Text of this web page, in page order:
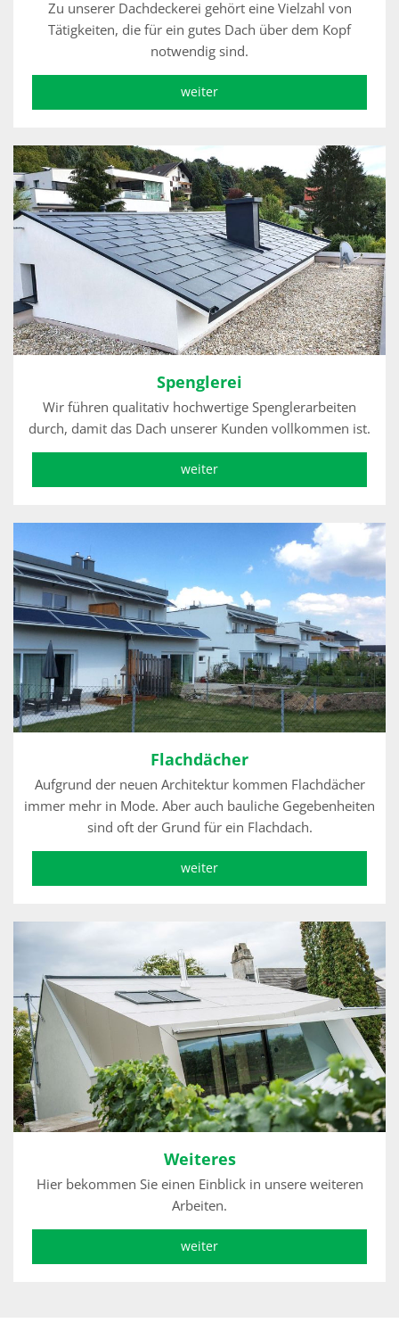
Zu unserer Dachdeckerei gehört eine Vielzahl von
Tätigkeiten, die für ein gutes Dach über dem Kopf
notwendig sind.
weiter
Spenglerei
Wir führen qualitativ hochwertige Spenglerarbeiten
durch, damit das Dach unserer Kunden vollkommen ist.
weiter
Flachdächer
Aufgrund der neuen Architektur kommen Flachdächer
immer mehr in Mode. Aber auch bauliche Gegebenheiten
sind oft der Grund für ein Flachdach.
weiter
Weiteres
Hier bekommen Sie einen Einblick in unsere weiteren
Arbeiten.
weiter